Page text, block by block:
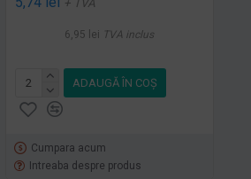
+ TVA
6,95 lei TVA inclus
ADAUGĂ ÎN COŞ
Cumpara acum
Intreaba despre produs